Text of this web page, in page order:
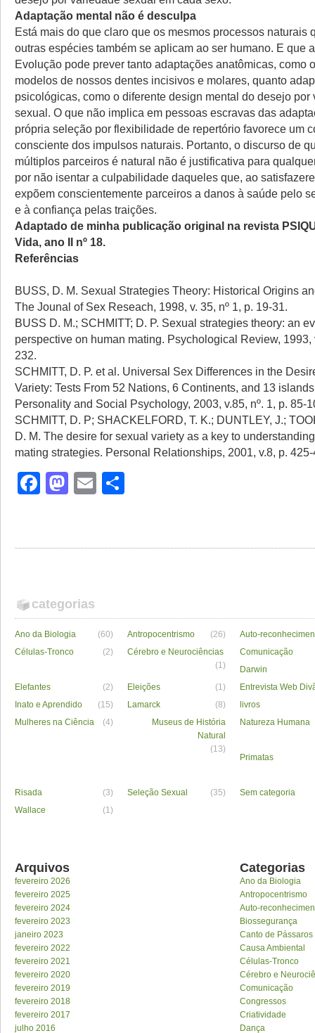
Adaptação mental não é desculpa
Está mais do que claro que os mesmos processos naturais
outras espécies também se aplicam ao ser humano. E que
Evolução pode prever tanto adaptações anatômicas, como
modelos de nossos dentes incisivos e molares, quanto
psicológicas, como o diferente design mental do desejo por
sexual. O que não implica em pessoas escravas das
própria seleção por flexibilidade de repertório favorece um
consciente dos impulsos naturais. Portanto, o discurso de
múltiplos parceiros é natural não é justificativa para
por não isentar a culpabilidade daqueles que, ao
expõem conscientemente parceiros a danos à saúde pelo
e à confiança pelas traições.
Adaptado de minha publicação original na revista
Vida, ano II nº 18.
Referências
BUSS, D. M. Sexual Strategies Theory: Historical Origins
The Jounal of Sex Reseach, 1998, v. 35, nº 1, p. 19-31.
BUSS D. M.; SCHMITT; D. P. Sexual strategies theory: an
perspective on human mating. Psychological Review, 1993,
232.
SCHMITT, D. P. et al. Universal Sex Differences in the
Variety: Tests From 52 Nations, 6 Continents, and 13
Personality and Social Psychology, 2003, v.85, nº. 1, p. 85-
SCHMITT, D. P; SHACKELFORD, T. K.; DUNTLEY, J.;
D. M. The desire for sexual variety as a key to
mating strategies. Personal Relationships, 2001, v.8, p.
Facebook
Mastodon
Email
categorias
Ano da Biologia (60) Antropocentrismo (26)
Auto-
Células-Tronco
(2)
Cérebro e Neurociências
(1)
Comunicação
Darwin
Elefantes
(2) Eleições (1)
Entrevista Web
Inato e Aprendido
(15) Lamarck (8)
livros
Mulheres na Ciência
(4)
Museus de História
Natural
(13)
Natureza Humana
Primatas
Risada (3) Seleção Sexual (35)
Sem categoria
Wallace
(1)
Arquivos
fevereiro 2026
fevereiro 2025
fevereiro 2024
fevereiro 2023
janeiro 2023
fevereiro 2022
fevereiro 2021
fevereiro 2020
fevereiro 2019
fevereiro 2018
fevereiro 2017
julho 2016
Categorias
Ano da Biologia
Antropocentrismo
Auto-
Biossegurança
Canto de Pássaros
Causa Ambiental
Células-Tronco
Cérebro e
Comunicação
Congressos
Criatividade
Dança